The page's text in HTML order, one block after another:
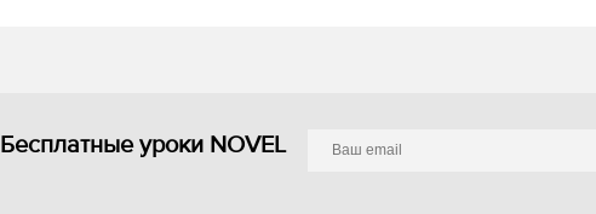
Бесплатные уроки NOVEL